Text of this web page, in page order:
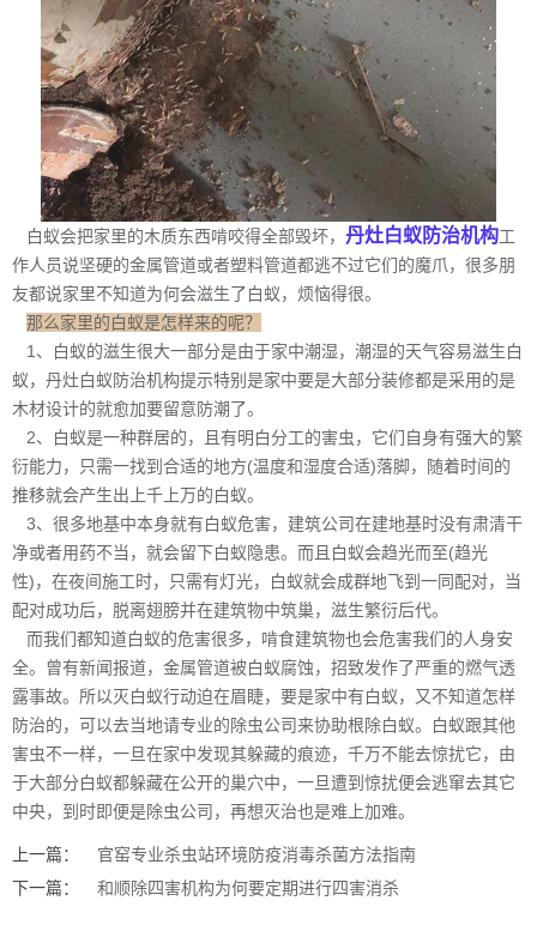
白蚁会把家里的木质东西啃咬得全部毁坏， 丹灶白蚁防治机构工
作人员说坚硬的金属管道或者塑料管道都逃不过它们的魔爪，很多朋
友都说家里不知道为何会滋生了白蚁，烦恼得很。
那么家里的白蚁是怎样来的呢？
1、白蚁的滋生很大一部分是由于家中潮湿，潮湿的天气容易滋生白
蚁，丹灶白蚁防治机构提示特别是家中要是大部分装修都是采用的是
木材设计的就愈加要留意防潮了。
2、白蚁是一种群居的，且有明白分工的害虫，它们自身有强大的繁
衍能力，只需一找到合适的地方(温度和湿度合适)落脚，随着时间的
推移就会产生出上千上万的白蚁。
3、很多地基中本身就有白蚁危害，建筑公司在建地基时没有肃清干
净或者用药不当，就会留下白蚁隐患。而且白蚁会趋光而至(趋光
性)，在夜间施工时，只需有灯光，白蚁就会成群地飞到一同配对，当
配对成功后，脱离翅膀并在建筑物中筑巢，滋生繁衍后代。
而我们都知道白蚁的危害很多，啃食建筑物也会危害我们的人身安
全。曾有新闻报道，金属管道被白蚁腐蚀，招致发作了严重的燃气透
露事故。所以灭白蚁行动迫在眉睫，要是家中有白蚁，又不知道怎样
防治的，可以去当地请专业的除虫公司来协助根除白蚁。白蚁跟其他
害虫不一样，一旦在家中发现其躲藏的痕迹，千万不能去惊扰它，由
于大部分白蚁都躲藏在公开的巢穴中，一旦遭到惊扰便会逃窜去其它
中央，到时即便是除虫公司，再想灭治也是难上加难。
上一篇：
官窑专业杀虫站环境防疫消毒杀菌方法指南
下一篇：
和顺除四害机构为何要定期进行四害消杀